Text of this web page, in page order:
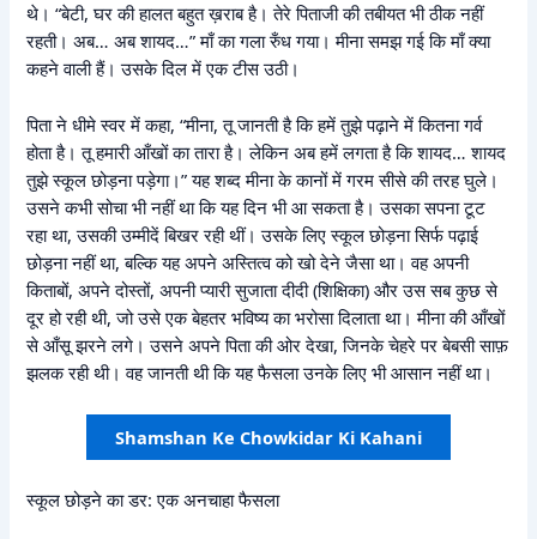
थे। “बेटी, घर की हालत बहुत ख़राब है। तेरे पिताजी की तबीयत भी ठीक नहीं
रहती। अब… अब शायद…” माँ का गला रुँध गया। मीना समझ गई कि माँ क्या
कहने वाली हैं। उसके दिल में एक टीस उठी।
पिता ने धीमे स्वर में कहा, “मीना, तू जानती है कि हमें तुझे पढ़ाने में कितना गर्व
होता है। तू हमारी आँखों का तारा है। लेकिन अब हमें लगता है कि शायद… शायद
तुझे स्कूल छोड़ना पड़ेगा।” यह शब्द मीना के कानों में गरम सीसे की तरह घुले।
उसने कभी सोचा भी नहीं था कि यह दिन भी आ सकता है। उसका सपना टूट
रहा था, उसकी उम्मीदें बिखर रही थीं। उसके लिए स्कूल छोड़ना सिर्फ पढ़ाई
छोड़ना नहीं था, बल्कि यह अपने अस्तित्व को खो देने जैसा था। वह अपनी
किताबों, अपने दोस्तों, अपनी प्यारी सुजाता दीदी (शिक्षिका) और उस सब कुछ से
दूर हो रही थी, जो उसे एक बेहतर भविष्य का भरोसा दिलाता था। मीना की आँखों
से आँसू झरने लगे। उसने अपने पिता की ओर देखा, जिनके चेहरे पर बेबसी साफ़
झलक रही थी। वह जानती थी कि यह फैसला उनके लिए भी आसान नहीं था।
Shamshan Ke Chowkidar Ki Kahani
स्कूल छोड़ने का डर: एक अनचाहा फैसला